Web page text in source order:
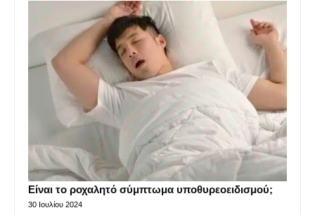
Είναι το ροχαλητό σύμπτωμα υποθυρεοειδισμού;
30 Ιουλίου 2024